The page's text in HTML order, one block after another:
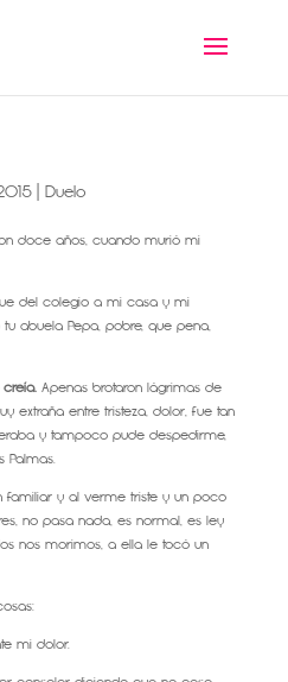
| Duelo
doce años, cuando murió mi
del colegio a mi casa y mi
abuela Pepa, pobre, que pena,
Apenas brotaron lágrimas de
extraña entre tristeza, dolor, fue tan
y tampoco pude despedirme,
Palmas.
familiar y al verme triste y un poco
no pasa nada, es normal, es ley
nos morimos, a ella le tocó un
mi dolor.